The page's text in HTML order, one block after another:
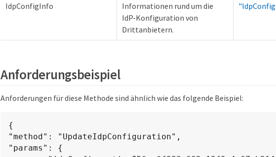
IdpConfigInfo
Informationen rund um die
IdP-Konfiguration von
Drittanbietern.
Anforderungsbeispiel
Anforderungen für diese Methode sind ähnlich wie das folgende Beispiel:
{
"method": "UpdateIdpConfiguration",
"params": {